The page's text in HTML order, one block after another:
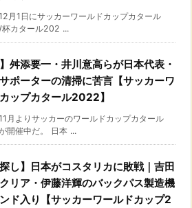
月1日にサッカーワールドカップカタール
カタール202 ...
】舛添要一・井川意高らが日本代表・
ポーターの清掃に苦言【サッカーワ
ップカタール2022】
月よりサッカーのワールドカップカタール
開催中だ。 日本 ...
探し】日本がコスタリカに敗戦｜吉田
リア・伊藤洋輝のバックパス製造機
ド入り【サッカーワールドカップ2